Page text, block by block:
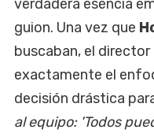
verdadera esencia
guion. Una vez que
buscaban, el director
exactamente el
decisión drástica
al equipo: 'Todos